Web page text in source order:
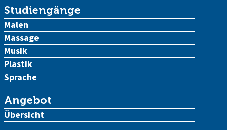
Studiengänge
Malen
Massage
Musik
Plastik
Sprache
Angebot
Übersicht